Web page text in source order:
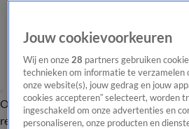
Overzicht Laatste nieuws Regionieuws Het
redactie
Jouw cookievoorkeuren
Wij en onze28 partners gebruiken
technieken om informatie te verzamelen
onze website(s), jouw gedrag en jouw
cookies accepteren” selecteert, worden
ingeschakeld om onze advertenties en
personaliseren, onze producten en